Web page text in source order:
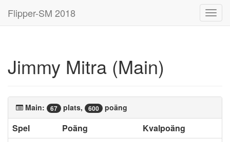
Flipper-SM 2018
Jimmy Mitra (Main)
Main: 67 plats, 600 poäng
Spel Poäng
Kvalpoäng